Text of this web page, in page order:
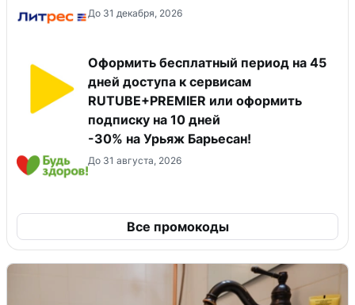
До 31 декабря, 2026
Оформить бесплатный период на 45
дней доступа к сервисам
RUTUBE+PREMIER или оформить
подписку на 10 дней
-30% на Урьяж Барьесан!
До 31 августа, 2026
Все промокоды